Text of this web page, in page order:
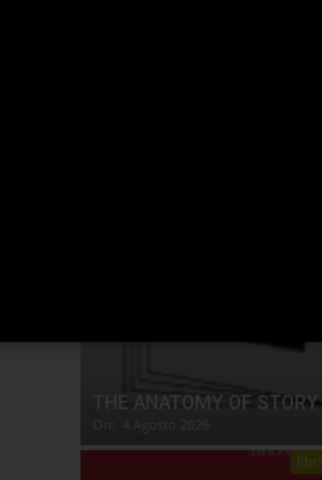
THE ANATOMY OF STORY
libri